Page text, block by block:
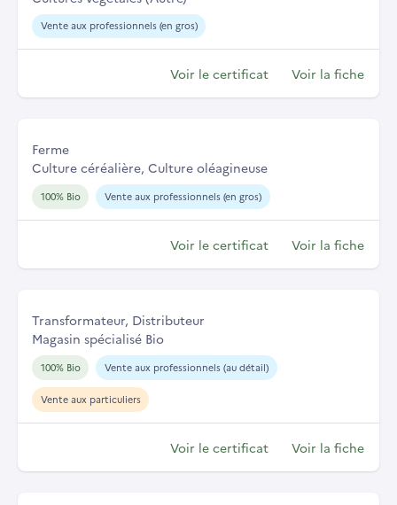
Vente aux professionnels (en gros)
Voir le certificat Voir la fiche
Ferme
Culture céréalière, Culture oléagineuse
100% Bio Vente aux professionnels (en gros)
Voir le certificat Voir la fiche
Transformateur, Distributeur
Magasin spécialisé Bio
100% Bio Vente aux professionnels (au détail)
Vente aux particuliers
Voir le certificat Voir la fiche